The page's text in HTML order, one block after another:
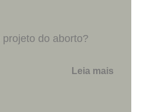
do aborto?
Leia mais